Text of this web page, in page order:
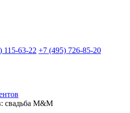
115-63-22 +7 (495) 726-85-20
свадьба М&М